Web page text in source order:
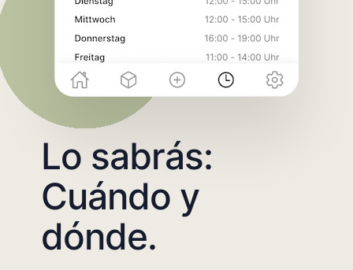
Lo sabrás:
Cuándo y
dónde.